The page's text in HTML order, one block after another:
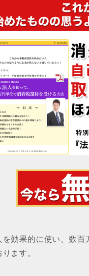
を効果的に使い、数百
ります。